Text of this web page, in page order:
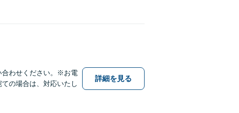
合わせください。※お電
の場合は、対応いたし
詳細を見る